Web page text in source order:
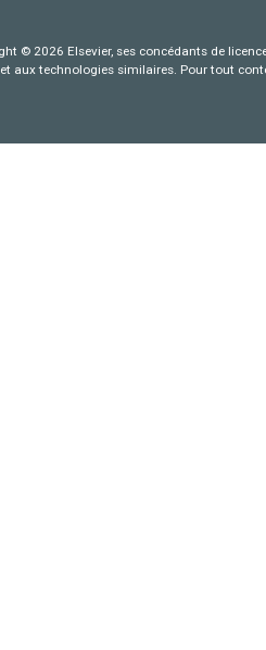
© 2026 Elsevier, ses concédants de
aux technologies similaires. Pour tout